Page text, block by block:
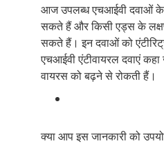
आज उपलब्ध एचआईवी दवाओं
सकते हैं और किसी एड्स के
सकते हैं। इन दवाओं को
एचआईवी एंटीवायरल दवाएं
वायरस को बढ़ने से रोकती हैं।
क्या आप इस जानकारी को